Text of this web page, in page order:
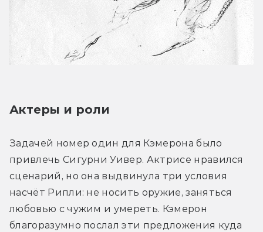
Актеры и роли
Задачей номер один для Кэмерона было
привлечь Сигурни Уивер. Актрисе нравился
сценарий, но она выдвинула три условия
насчёт Рипли: не носить оружие, заняться
любовью с чужим и умереть. Кэмерон
благоразумно послал эти предложения куда